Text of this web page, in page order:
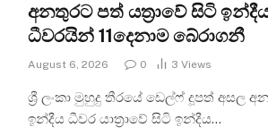
අනතුරට පත් යත්‍රාවේ සිටි
ධීවරයින් 11දෙනාම බේරාගනී
August 6, 2026 0 3 Views
ශ්‍රී ලංකා මුහුදු තීරයේ ඩෙල්ෆ් දූපත් අසල
ඉන්දීය ධීවර යාත්‍රාවේ සිටි ඉන්දීය…